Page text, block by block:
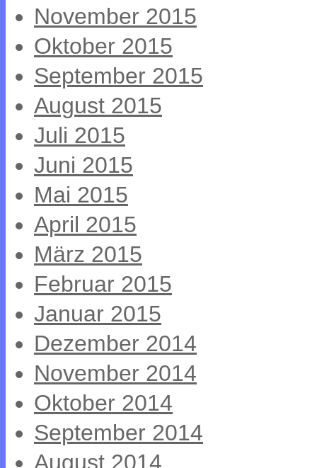
November 2015
Oktober 2015
September 2015
August 2015
Juli 2015
Juni 2015
Mai 2015
April 2015
März 2015
Februar 2015
Januar 2015
Dezember 2014
November 2014
Oktober 2014
September 2014
August 2014